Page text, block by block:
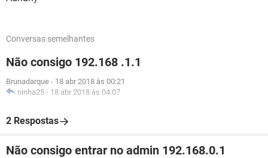
Conversas semelhantes
Não consigo 192.168 .1.1
Brunadarque - 18 abr 2018 às 00:21
ninha25 - 18 abr 2018 às 04:07
2 Respostas
Não consigo entrar no admin 192.168.0.1